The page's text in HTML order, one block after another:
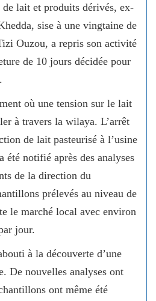
de lait et produits dérivés, ex-
sise à une vingtaine de
Ouzou, a repris son activité
de 10 jours décidée pour
où une tension sur le lait
à travers la wilaya. L’arrêt
de lait pasteurisé à l’usine
été notifié après des analyses
de la direction du
prélevés au niveau de
le marché local avec environ
jour.
à la découverte d’une
De nouvelles analyses ont
ont même été